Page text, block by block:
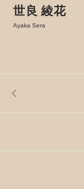
世良 綾花
Ayaka Sera